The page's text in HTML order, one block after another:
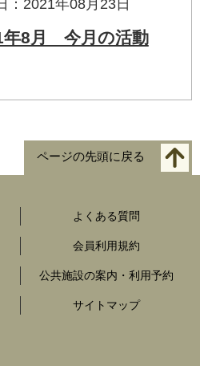
：2021年08月23日
年8月 今月の活動
ページの先頭に戻る
よくある質問
会員利用規約
公共施設の案内・利用予約
サイトマップ